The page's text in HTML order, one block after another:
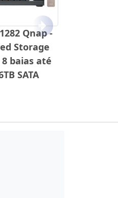
Qnap -
Storage
8 baias até
SATA
Próximo